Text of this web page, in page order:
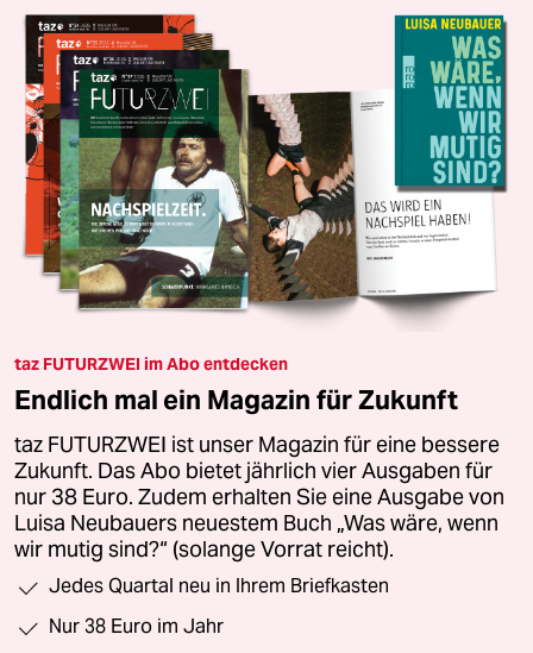
taz FUTURZWEI im Abo entdecken
Endlich mal ein Magazin für Zukunft
taz FUTURZWEI ist unser Magazin für eine bessere
Zukunft. Das Abo bietet jährlich vier Ausgaben für
nur 38 Euro. Zudem erhalten Sie eine Ausgabe von
Luisa Neubauers neuestem Buch „Was wäre, wenn
wir mutig sind?“ (solange Vorrat reicht).
Jedes Quartal neu in Ihrem Briefkasten
Nur 38 Euro im Jahr